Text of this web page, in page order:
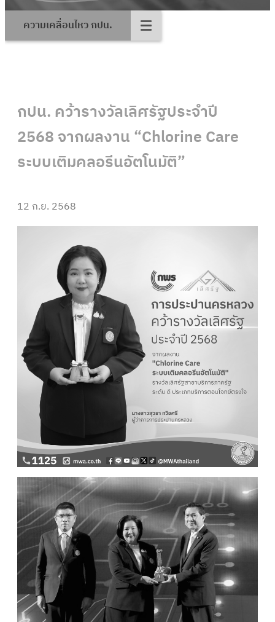
ความเคลื่อนไหว กปน.
กปน. คว้ารางวัลเลิศรัฐประจำปี
2568 จากผลงาน “Chlorine Care
ระบบเติมคลอรีนอัตโนมัติ”
12 ก.ย. 2568